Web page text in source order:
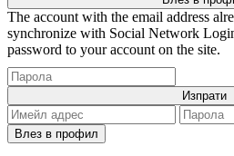
The account with the email address
synchronize with Social Network
password to your account on the site.